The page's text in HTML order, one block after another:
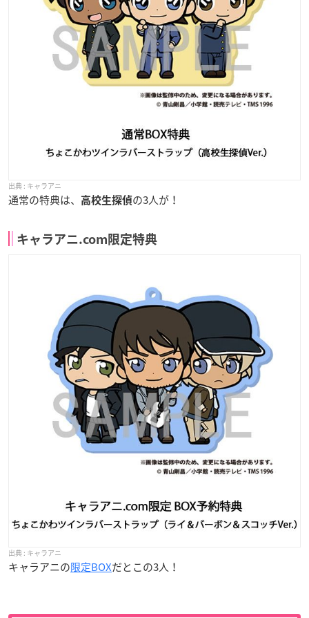
キャラアニ
通常の特典は、 高校生探偵の3人が！
キャラアニ.com限定特典
キャラアニ
キャラアニの限定BOXだとこの3人！